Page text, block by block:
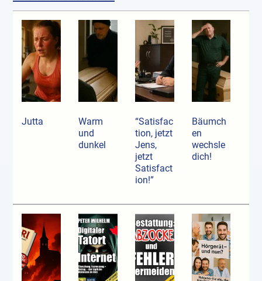
Jutta
Warm
und
dunkel
“Satisfac
tion, jetzt
Jens,
jetzt
Satisfact
ion!”
Bäumch
en
wechsle
dich!